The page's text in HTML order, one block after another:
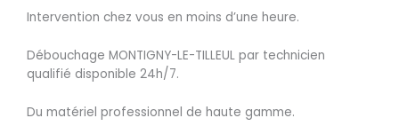
Intervention chez vous en moins d’une heure.
Débouchage MONTIGNY-LE-TILLEUL par technicien
qualifié disponible 24h/7.
Du matériel professionnel de haute gamme.